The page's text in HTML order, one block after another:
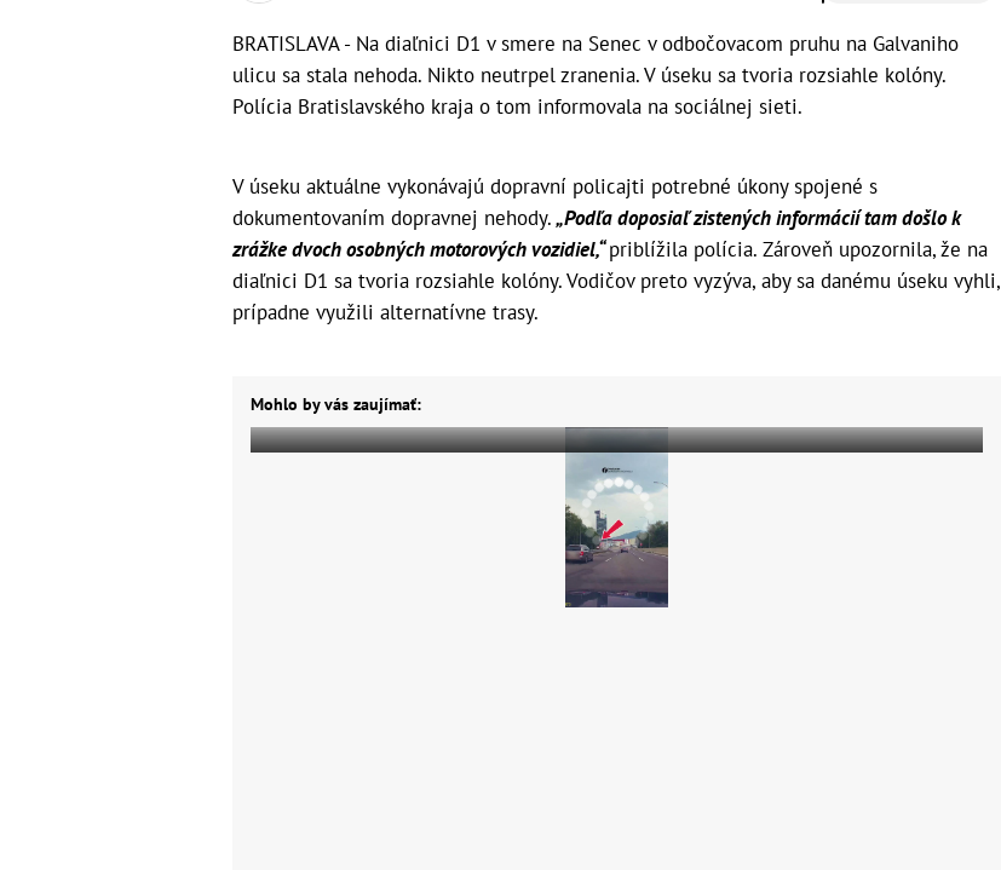
BRATISLAVA - Na diaľnici D1 v smere na Senec v odbočovacom pruhu na Galvaniho
ulicu sa stala nehoda. Nikto neutrpel zranenia. V úseku sa tvoria rozsiahle kolóny.
Polícia Bratislavského kraja o tom informovala na sociálnej sieti.
V úseku aktuálne vykonávajú dopravní policajti potrebné úkony spojené s
dokumentovaním dopravnej nehody.„Podľa doposiaľ zistených informácií tam došlo k
zrážke dvoch osobných motorových vozidiel,“priblížila polícia. Zároveň upozornila, že na
diaľnici D1 sa tvoria rozsiahle kolóny. Vodičov preto vyzýva, aby sa danému úseku vyhli,
prípadne využili alternatívne trasy.
Mohlo by vás zaujímať: